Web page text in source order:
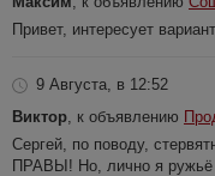
Привет, интересует
9 Августа, в 12:52
Виктор , к объявлению
Сергей, по поводу,
ПРАВЫ! Но, лично я